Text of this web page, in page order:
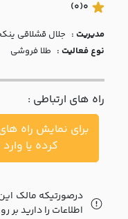
با ما
مقالات
اخبار
پرسش
متداول
خواست
0
(0)
مدیریت : جلال قشلاقي
نوع فعالیت : طلا فروشی
راه های ارتباطی :
برای نمایش راه
کرده یا
درصورتیکه مالک
اطلاعات را دارید